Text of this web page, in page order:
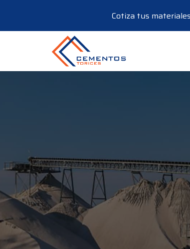
Cotiza tus